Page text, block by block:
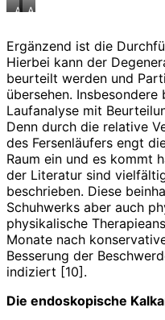
Abb.1
Ansatz
der
Achillessehne
am
Kalkaneus
Abb.2
Haglundexostose
Ergänzend ist die
Hierbei kann der
beurteilt werden und
übersehen.
Laufanalyse mit
Denn durch die relative
des Fersenläufers engt
Raum ein und es kommt
der Literatur sind
beschrieben. Diese
Schuhwerks aber auch
physikalische
Monate nach
Besserung der
indiziert [10].
Die endoskopische